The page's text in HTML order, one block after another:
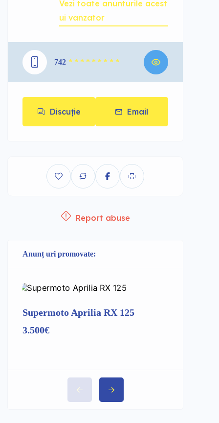
Vezi toate anunturile acest
ui vanzator
742 * * * * * * * * *
Discuție Email
Report abuse
Anunț uri promovate:
Supermoto Aprilia RX 125
3.500€